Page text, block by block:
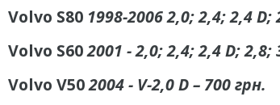
Volvo S80 1998-2006 2,0; 2,4; 2,4 D;
Volvo S602001 - 2,0; 2,4; 2,4 D; 2,8;
Volvo V502004 - V-2,0 D – 700 грн.